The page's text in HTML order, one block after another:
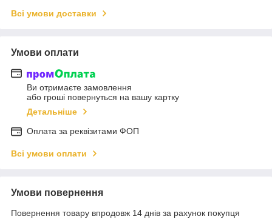
Всі умови доставки
Умови оплати
Ви отримаєте замовлення
або гроші повернуться на вашу картку
Детальніше
Оплата за реквізитами ФОП
Всі умови оплати
Умови повернення
Повернення товару впродовж 14 днів за рахунок покупця